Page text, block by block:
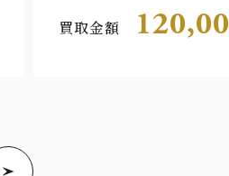
買取金額